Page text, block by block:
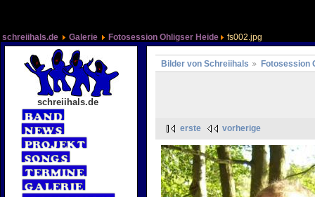
schreiihals.de Galerie Fotosession Ohligser Heide fs002.jpg
schreiihals.de
Bilder von Schreiihals Fotosession
erste vorherige